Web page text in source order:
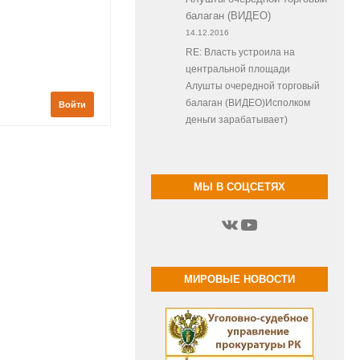
Войти
балаган (ВИДЕО)
14.12.2016
RE: Власть устроила на
центральной площади
Алушты очередной торговый
балаган (ВИДЕО)Исполком
деньги зарабатывает)
МЫ В СОЦСЕТЯХ
ВКонтакте
YouTube
МИРОВЫЕ НОВОСТИ